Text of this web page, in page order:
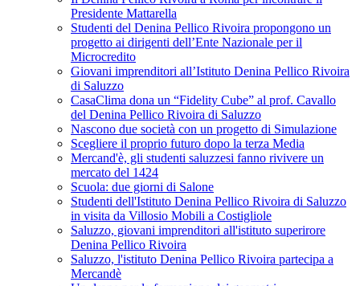
Presidente Mattarella
Studenti del Denina Pellico Rivoira propongono un
progetto ai dirigenti dell’Ente Nazionale per il
Microcredito
Giovani imprenditori all’Istituto Denina Pellico Rivoira
di Saluzzo
CasaClima dona un “Fidelity Cube” al prof. Cavallo
del Denina Pellico Rivoira di Saluzzo
Nascono due società con un progetto di Simulazione
Scegliere il proprio futuro dopo la terza Media
Mercand'è, gli studenti saluzzesi fanno rivivere un
mercato del 1424
Scuola: due giorni di Salone
Studenti dell'Istituto Denina Pellico Rivoira di Saluzzo
in visita da Villosio Mobili a Costigliole
Saluzzo, giovani imprenditori all'istituto superirore
Denina Pellico Rivoira
Saluzzo, l'istituto Denina Pellico Rivoira partecipa a
Mercandè